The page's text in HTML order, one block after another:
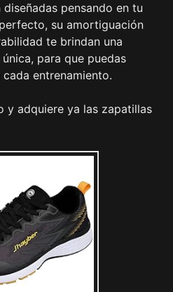
pensando en tu
su amortiguación
te brindan una
para que puedas
entrenamiento.
y adquiere ya las zapatillas